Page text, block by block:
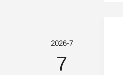
2026-7
7